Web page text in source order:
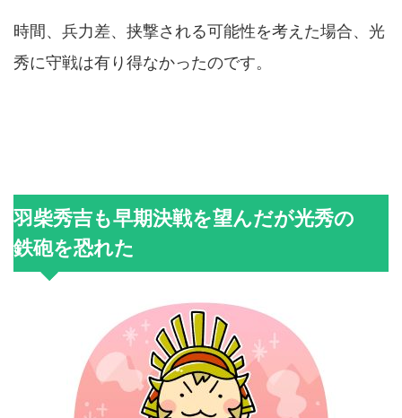
時間、兵力差、挟撃される可能性を考えた場合、光
秀に守戦は有り得なかったのです。
羽柴秀吉も早期決戦を望んだが光秀の
鉄砲を恐れた